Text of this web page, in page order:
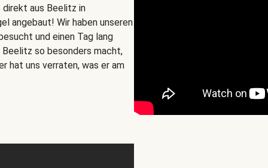
direkt aus Beelitz in
angebaut! Wir haben unseren
und einen Tag lang
so besonders macht,
hat uns verraten, was er am